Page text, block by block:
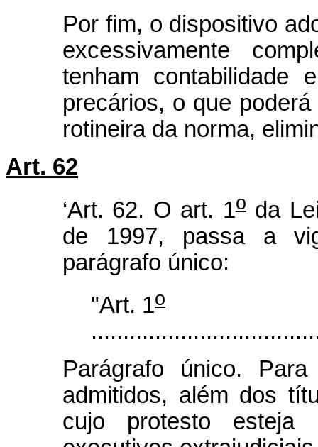
Por fim, o dispositivo
excessivamente
tenham contabilidade
precários, o que
rotineira da norma,
Art. 62
‘Art. 62. O art. 1oda
de 1997, passa a
parágrafo único:
"Art. 1o
Parágrafo único.
admitidos, além dos
cujo protesto